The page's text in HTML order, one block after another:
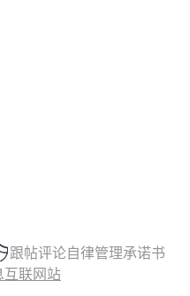
跟帖评论自律管理承诺书
互联网站